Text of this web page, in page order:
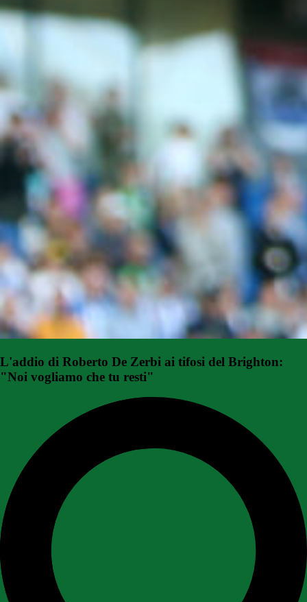
L'addio di Roberto De Zerbi ai tifosi del Brighton:
"Noi vogliamo che tu resti"